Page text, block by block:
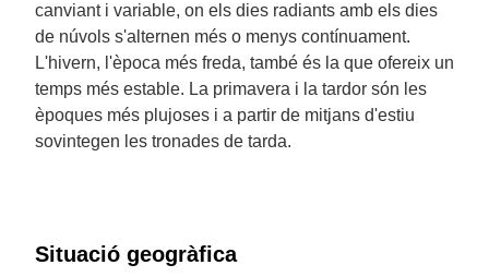
canviant i variable, on els dies radiants amb els dies
de núvols s'alternen més o menys contínuament.
L'hivern, l'època més freda, també és la que ofereix un
temps més estable. La primavera i la tardor són les
èpoques més plujoses i a partir de mitjans d'estiu
sovintegen les tronades de tarda.
Situació geogràfica